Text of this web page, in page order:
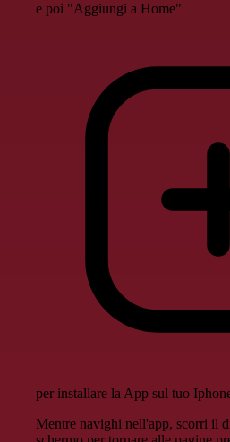
e poi "Aggiungi a Home"
per installare la App sul tuo
Mentre navighi nell'app, scorri il